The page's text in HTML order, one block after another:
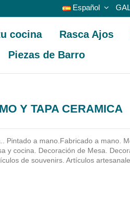
Español
cocina Rasca Ajos
Piezas de Barro
Y TAPA CERAMICA
Pintado a mano.Fabricado a mano.
y cocina. Decoración de Mesa.
de souvenirs. Artículos